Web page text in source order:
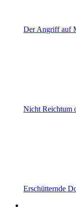
Der Angriff auf
Nicht Reichtum
Erschütternde